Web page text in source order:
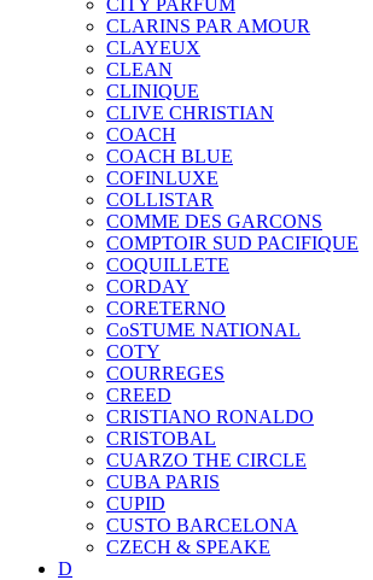
CITY PARFUM
CLARINS PAR AMOUR
CLAYEUX
CLEAN
CLINIQUE
CLIVE CHRISTIAN
COACH
COACH BLUE
COFINLUXE
COLLISTAR
COMME DES GARCONS
COMPTOIR SUD PACIFIQUE
COQUILLETE
CORDAY
CORETERNO
CoSTUME NATIONAL
COTY
COURREGES
CREED
CRISTIANO RONALDO
CRISTOBAL
CUARZO THE CIRCLE
CUBA PARIS
CUPID
CUSTO BARCELONA
CZECH & SPEAKE
D